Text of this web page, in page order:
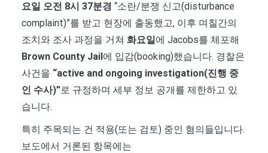
요일 오전 8시 37분경 “소란/분쟁 신고(disturbance
complaint)”를 받고 현장에 출동했고, 이후 며칠간의
조치와 조사 과정을 거쳐 화요일에 Jacobs를 체포해
Brown County Jail에 입감(booking)했습니다. 경찰은
사건을 “active and ongoing investigation(진행 중
인 수사)”로 규정하며 세부 정보 공개를 제한하고 있
습니다.
특히 주목되는 건 적용(또는 검토) 중인 혐의들입니다.
보도에서 거론된 항목에는